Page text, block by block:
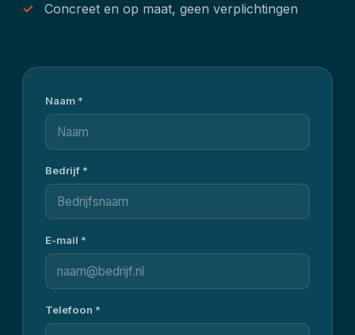
Concreet en op maat, geen verplichtingen
Naam *
Bedrijf *
E-mail *
Telefoon *